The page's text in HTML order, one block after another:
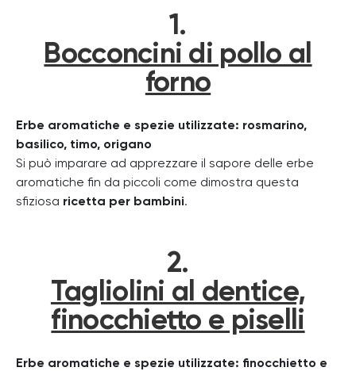
1.
Bocconcini di pollo al
forno
Erbe aromatiche e spezie utilizzate: rosmarino,
basilico, timo, origano
Si può imparare ad apprezzare il sapore delle erbe
aromatiche fin da piccoli come dimostra questa
sfiziosa ricetta per bambini.
2.
Tagliolini al dentice,
finocchietto e piselli
Erbe aromatiche e spezie utilizzate: finocchietto e